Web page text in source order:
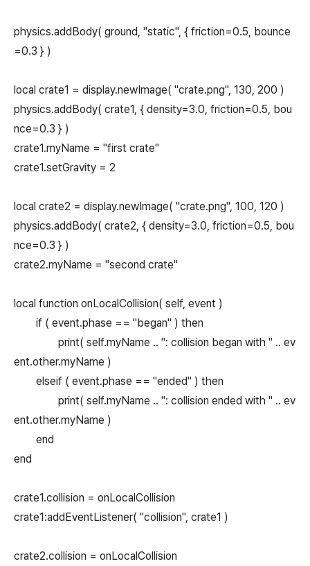
physics.addBody( ground, "static", { friction=0.5, bounce
=0.3 } )
local crate1 = display.newImage( "crate.png", 130, 200 )
physics.addBody( crate1, { density=3.0, friction=0.5, bou
nce=0.3 } )
crate1.myName = "first crate"
crate1.setGravity = 2
local crate2 = display.newImage( "crate.png", 100, 120 )
physics.addBody( crate2, { density=3.0, friction=0.5, bou
nce=0.3 } )
crate2.myName = "second crate"
local function onLocalCollision( self, event )
if ( event.phase == "began" ) then
print( self.myName .. ": collision began with " .. ev
ent.other.myName )
elseif ( event.phase == "ended" ) then
print( self.myName .. ": collision ended with " .. ev
ent.other.myName )
end
end
crate1.collision = onLocalCollision
crate1:addEventListener( "collision", crate1 )
crate2.collision = onLocalCollision